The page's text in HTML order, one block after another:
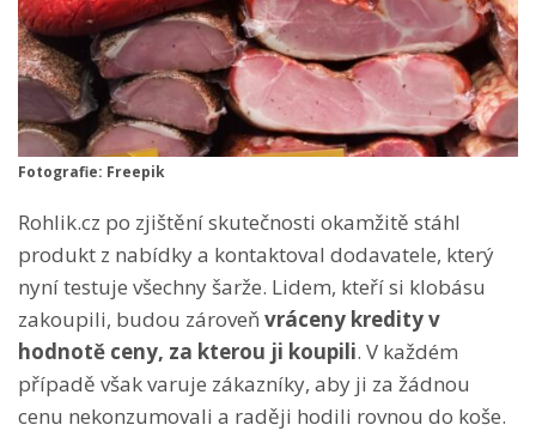
Fotografie: Freepik
Rohlik.cz po zjištění skutečnosti okamžitě stáhl
produkt z nabídky a kontaktoval dodavatele, který
nyní testuje všechny šarže. Lidem, kteří si klobásu
zakoupili, budou zároveň vráceny kredity v
hodnotě ceny, za kterou ji koupili. V každém
případě však varuje zákazníky, aby ji za žádnou
cenu nekonzumovali a raději hodili rovnou do koše.